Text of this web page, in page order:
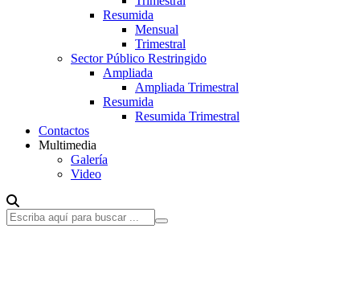
Resumida
Mensual
Trimestral
Sector Público Restringido
Ampliada
Ampliada Trimestral
Resumida
Resumida Trimestral
Contactos
Multimedia
Galería
Video